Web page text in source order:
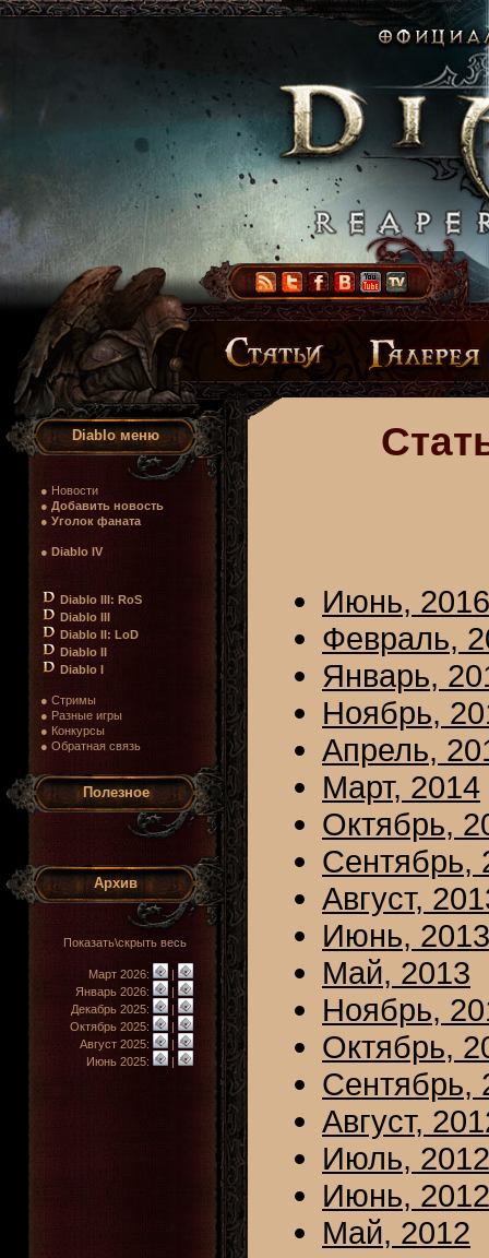
Diablo меню
● Новости
● Добавить новость
● Уголок фаната
● Diablo IV
Diablo III: RoS
Diablo III
Diablo II: LoD
Diablo II
Diablo I
● Стримы
● Разные игры
● Конкурсы
● Обратная связь
Полезное
Архив
Показать\скрыть весь
Март 2026:
|
Январь 2026:
|
Декабрь 2025:
|
Октябрь 2025:
|
Август 2025:
|
Июнь 2025:
|
Июнь, 2016
Февраль,
Январь,
Ноябрь,
Апрель,
Март, 2014
Октябрь,
Сентябрь,
Август,
Июнь, 2013
Май, 2013
Ноябрь,
Октябрь,
Сентябрь,
Август,
Июль, 2012
Июнь, 2012
Май, 2012